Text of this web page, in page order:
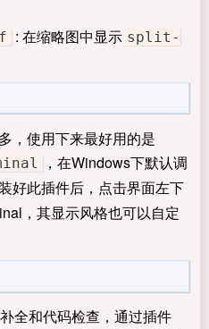
: 在缩略图中显示 split-
，使用下来最好用的是
，在Windows下默认调
好此插件后，点击界面左下
，其显示风格也可以自定
全和代码检查，通过插件